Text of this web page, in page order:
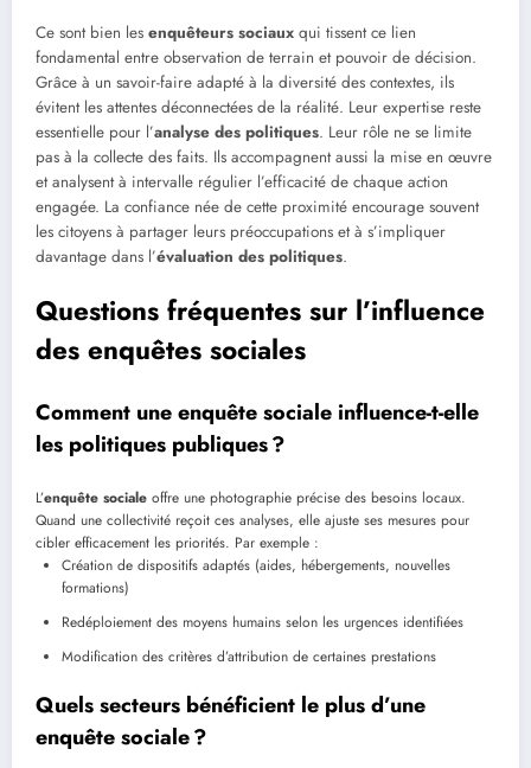
Ce sont bien les enquêteurs sociaux qui tissent ce lien
fondamental entre observation de terrain et pouvoir de décision.
Grâce à un savoir-faire adapté à la diversité des contextes, ils
évitent les attentes déconnectées de la réalité. Leur expertise reste
essentielle pour l’analyse des politiques. Leur rôle ne se limite
pas à la collecte des faits. Ils accompagnent aussi la mise en œuvre
et analysent à intervalle régulier l’efficacité de chaque action
engagée. La confiance née de cette proximité encourage souvent
les citoyens à partager leurs préoccupations et à s’impliquer
davantage dans l’évaluation des politiques.
Questions fréquentes sur l’influence
des enquêtes sociales
Comment une enquête sociale influence-t-elle
les politiques publiques ?
L’enquête sociale offre une photographie précise des besoins locaux.
Quand une collectivité reçoit ces analyses, elle ajuste ses mesures pour
cibler efficacement les priorités. Par exemple :
Création de dispositifs adaptés (aides, hébergements, nouvelles
formations)
Redéploiement des moyens humains selon les urgences identifiées
Modification des critères d’attribution de certaines prestations
Quels secteurs bénéficient le plus d’une
enquête sociale ?